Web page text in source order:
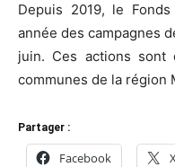
Depuis 2019, le
année des campagnes
juin. Ces actions sont
communes de la région
Partager :
Facebook